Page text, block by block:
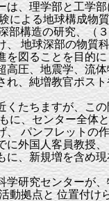
、理学部と工学部
による地球構成物
部構造の研究、（
、 地球深部の物質
を図ることを目的
高圧、地震学、流
れ、純増教官ポス
たちますが、この
に、センター全体
、 パンフレットの
に外国人客員教授
に、新規増を含め
研究センターが、
動拠点と 位置付け